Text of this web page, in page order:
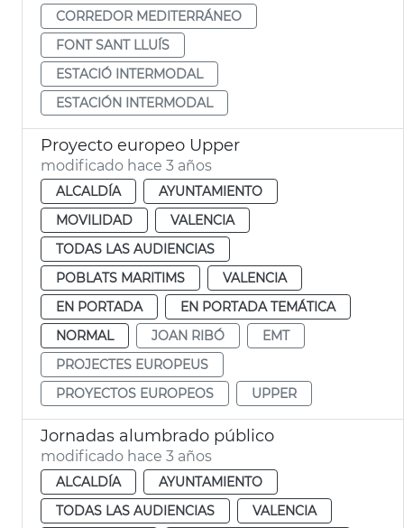
CORREDOR MEDITERRÁNEO
FONT SANT LLUÍS
ESTACIÓ INTERMODAL
ESTACIÓN INTERMODAL
Proyecto europeo Upper
modificado hace 3 años
ALCALDÍA
AYUNTAMIENTO
MOVILIDAD
VALENCIA
TODAS LAS AUDIENCIAS
POBLATS MARITIMS
VALENCIA
EN PORTADA
EN PORTADA TEMÁTICA
NORMAL
JOAN RIBÓ
EMT
PROJECTES EUROPEUS
PROYECTOS EUROPEOS
UPPER
Jornadas alumbrado público
modificado hace 3 años
ALCALDÍA
AYUNTAMIENTO
TODAS LAS AUDIENCIAS
VALENCIA